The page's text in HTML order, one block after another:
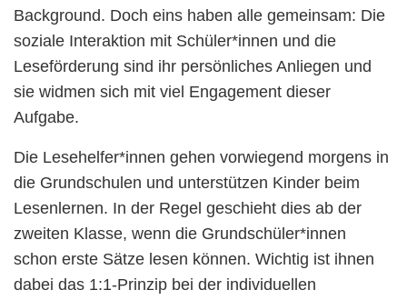
Background. Doch eins haben alle gemeinsam: Die
soziale Interaktion mit Schüler*innen und die
Leseförderung sind ihr persönliches Anliegen und
sie widmen sich mit viel Engagement dieser
Aufgabe.
Die Lesehelfer*innen gehen vorwiegend morgens in
die Grundschulen und unterstützen Kinder beim
Lesenlernen. In der Regel geschieht dies ab der
zweiten Klasse, wenn die Grundschüler*innen
schon erste Sätze lesen können. Wichtig ist ihnen
dabei das 1:1-Prinzip bei der individuellen